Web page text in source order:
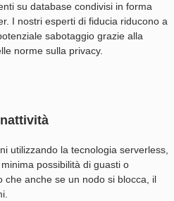
su database condivisi in forma
I nostri esperti di fiducia riducono a
sabotaggio grazie alla
norme sulla privacy.
utilizzando la tecnologia serverless,
possibilità di guasti o
che anche se un nodo si blocca, il